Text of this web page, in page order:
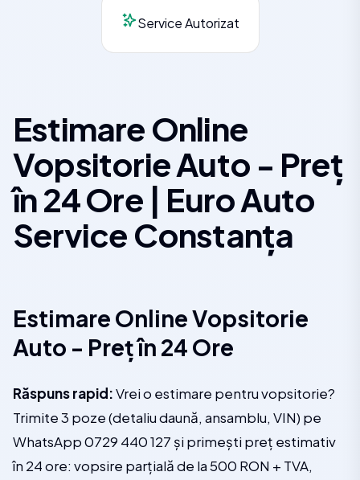
Service Autorizat
Estimare Online
Vopsitorie Auto - Preț
în 24 Ore | Euro Auto
Service Constanța
Estimare Online Vopsitorie
Auto - Preț în 24 Ore
Răspuns rapid:Vrei o estimare pentru vopsitorie?
Trimite 3 poze (detaliu daună, ansamblu, VIN) pe
WhatsApp 0729 440 127 și primești preț estimativ
în 24 ore: vopsire parțială de la 500 RON + TVA,